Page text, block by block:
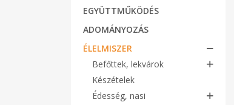
EGYÜTTMŰKÖDÉS
ADOMÁNYOZÁS
ÉLELMISZER
Befőttek, lekvárok
Készételek
Édesség, nasi